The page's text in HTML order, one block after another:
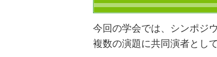
今回の学会では、シンポジ
複数の演題に共同演者とし